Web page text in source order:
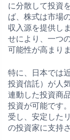
に分散して投資
ば、株式は市場
収入源を提供し
せにより、一つ
可能性が高まりま
特に、日本では
投資信託）が人
連動した投資商
投資が可能です
受し、安定した
の投資家に支持